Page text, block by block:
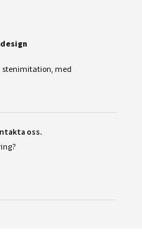
med
oss.